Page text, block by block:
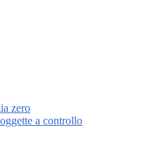
zero
a controllo